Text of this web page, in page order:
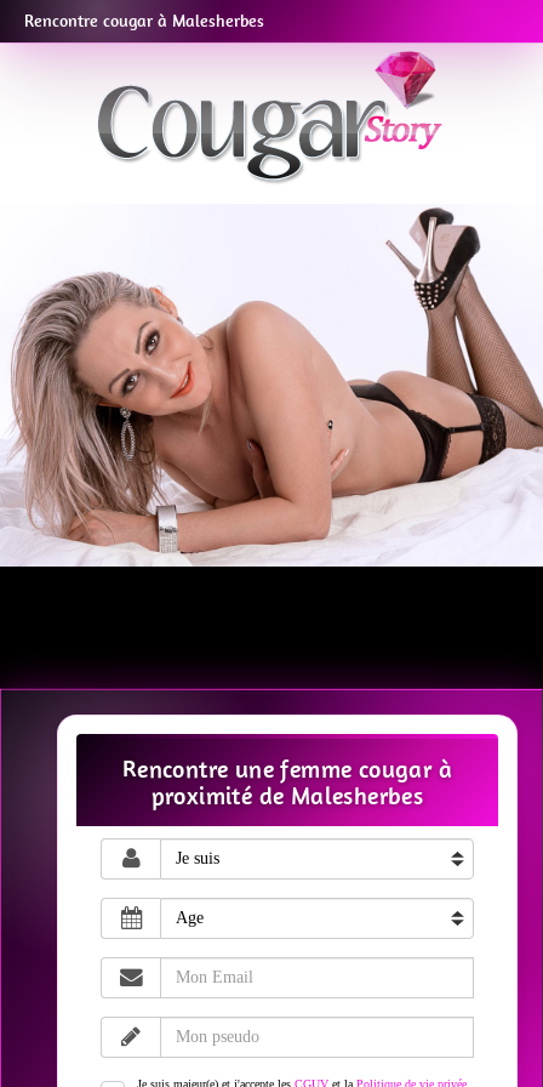
Rencontre cougar à Malesherbes
Rencontre une femme cougar à
proximité de Malesherbes
Je suis majeur(e) et j'accepte les CGUV et la Politique de vie privée